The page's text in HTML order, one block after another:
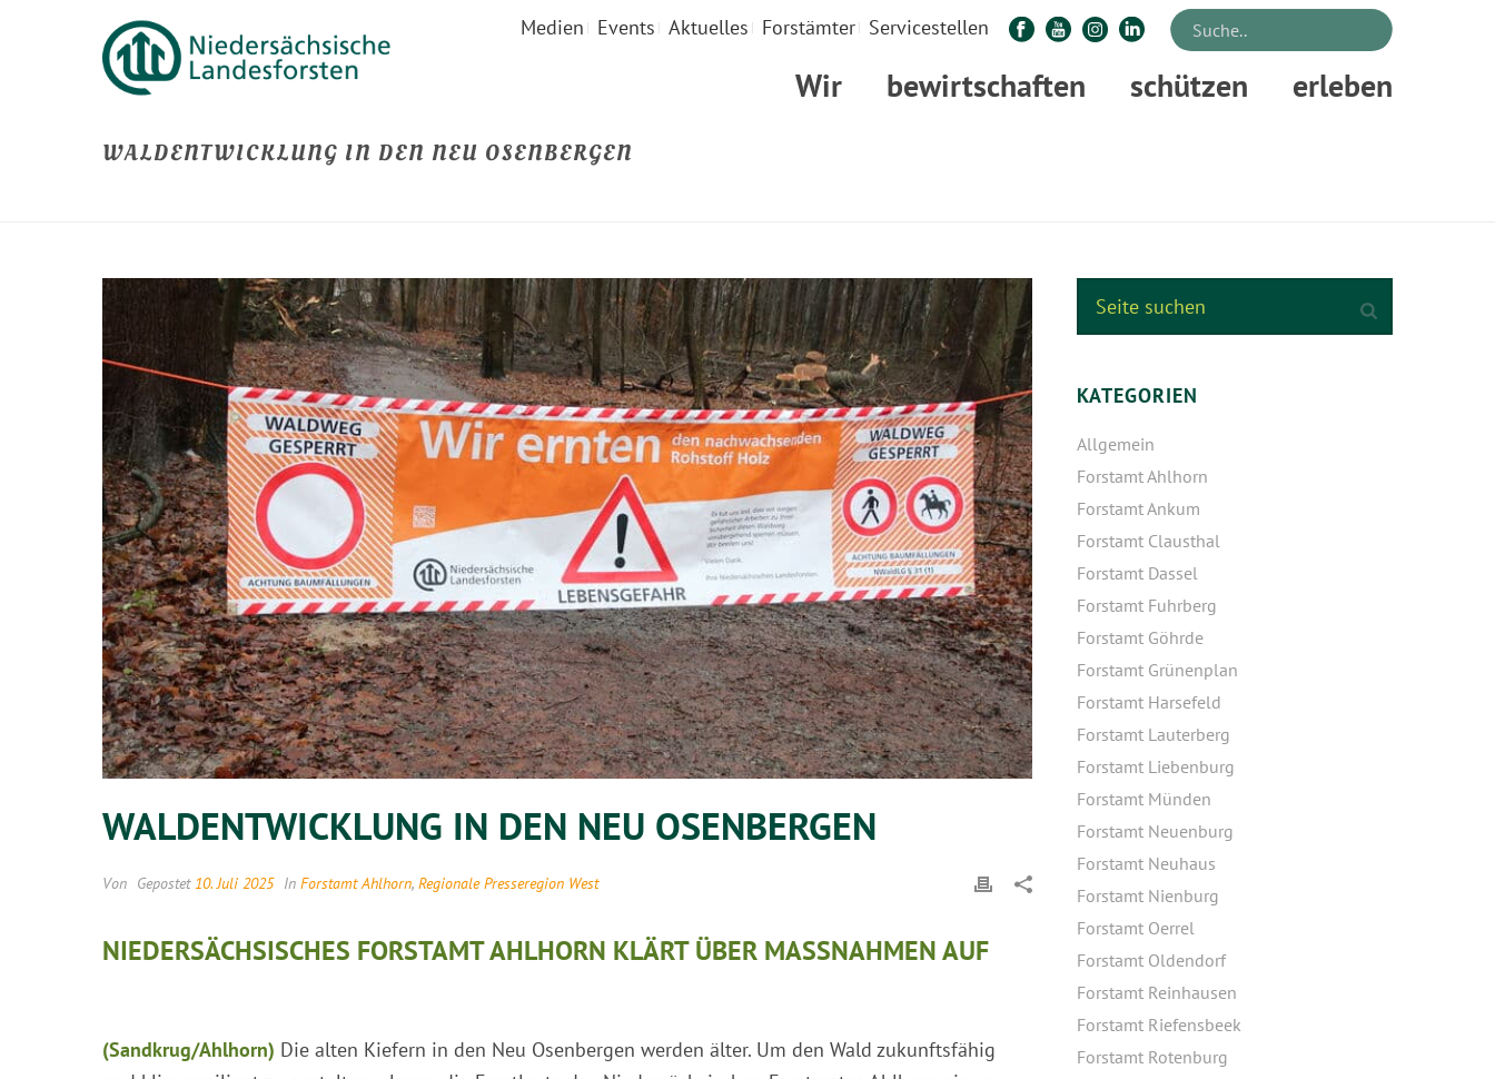
Medien Events Aktuelles Forstämter Servicestellen
Wir bewirtschaften schützen erleben
WALDENTWICKLUNG IN DEN NEU OSENBERGEN
WALDENTWICKLUNG IN DEN NEU OSENBERGEN
Von Gepostet 10. Juli 2025 In Forstamt Ahlhorn, Regionale Presseregion West
NIEDERSÄCHSISCHES FORSTAMT AHLHORN KLÄRT ÜBER MASSNAHMEN AUF
(Sandkrug/Ahlhorn) Die alten Kiefern in den Neu Osenbergen werden älter. Um den Wald zukunftsfähig
KATEGORIEN
Allgemein
Forstamt Ahlhorn
Forstamt Ankum
Forstamt Clausthal
Forstamt Dassel
Forstamt Fuhrberg
Forstamt Göhrde
Forstamt Grünenplan
Forstamt Harsefeld
Forstamt Lauterberg
Forstamt Liebenburg
Forstamt Münden
Forstamt Neuenburg
Forstamt Neuhaus
Forstamt Nienburg
Forstamt Oerrel
Forstamt Oldendorf
Forstamt Reinhausen
Forstamt Riefensbeek
Forstamt Rotenburg